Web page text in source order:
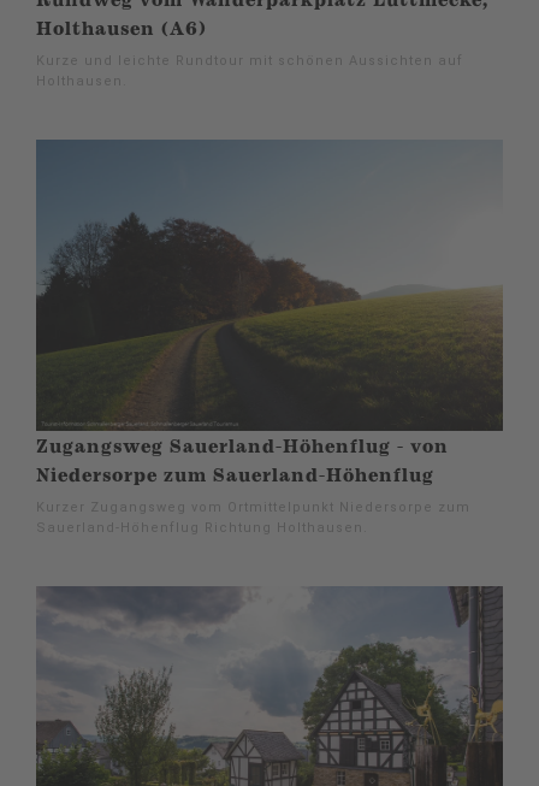
Holthausen (A6)
Kurze und leichte Rundtour mit schönen Aussichten auf
Holthausen.
Zugangsweg Sauerland-Höhenflug - von
Niedersorpe zum Sauerland-Höhenflug
Kurzer Zugangsweg vom Ortmittelpunkt Niedersorpe zum
Sauerland-Höhenflug Richtung Holthausen.